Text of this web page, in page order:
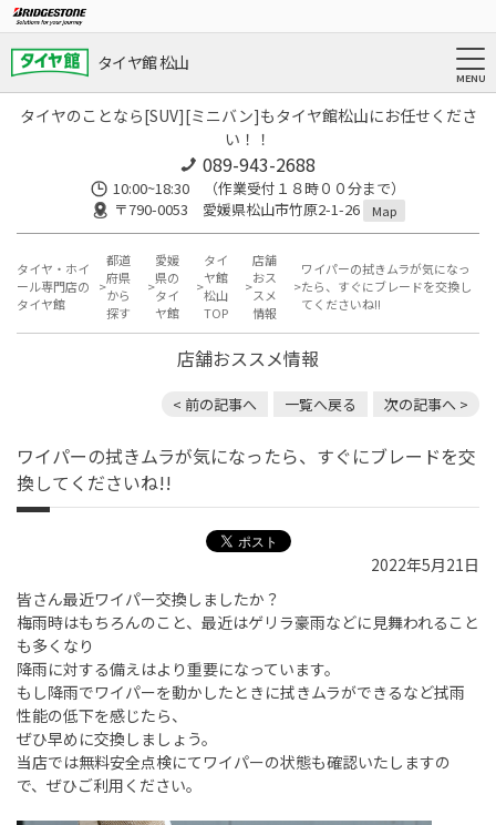
タイヤ館 松山
タイヤのことなら[SUV][ミニバン]もタイヤ館松山にお任せくださ
い！！
089-943-2688
10:00~18:30 （作業受付１８時００分まで）
〒790-0053 愛媛県松山市竹原2-1-26
Map
タイヤ・ホイ
ール専門店の
タイヤ館
都道
府県
から
探す
愛媛
県の
タイ
ヤ館
タイ
ヤ館
松山
TOP
店舗
おス
スメ
情報
ワイパーの拭きムラが気になっ
たら、すぐにブレードを交換し
てくださいね!!
店舗おススメ情報
< 前の記事へ 一覧へ戻る 次の記事へ >
ワイパーの拭きムラが気になったら、すぐにブレードを交
換してくださいね!!
2022年5月21日
皆さん最近ワイパー交換しましたか？
梅雨時はもちろんのこと、最近はゲリラ豪雨などに見舞われること
も多くなり
降雨に対する備えはより重要になっています。
もし降雨でワイパーを動かしたときに拭きムラができるなど拭雨
性能の低下を感じたら、
ぜひ早めに交換しましょう。
当店では無料安全点検にてワイパーの状態も確認いたしますの
で、ぜひご利用ください。